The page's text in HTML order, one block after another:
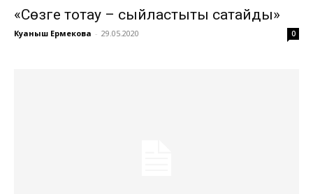
«Сөзге тоқтау – сыйластықты сақтайды»
Куаныш Ермекова - 29.05.2020 0